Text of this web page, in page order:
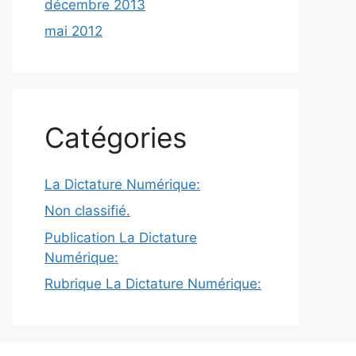
décembre 2013
mai 2012
Catégories
La Dictature Numérique:
Non classifié.
Publication La Dictature
Numérique:
Rubrique La Dictature Numérique: